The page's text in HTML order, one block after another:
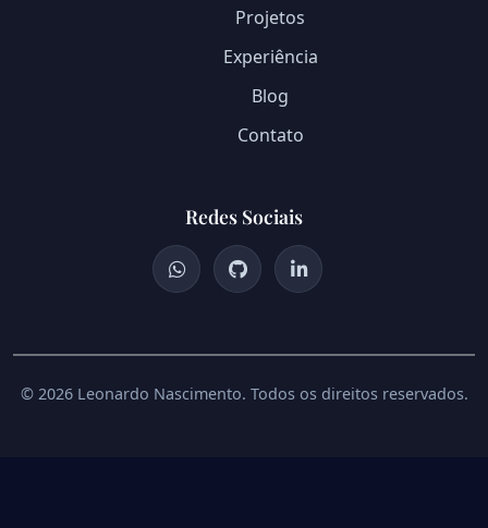
Projetos
Experiência
Blog
Contato
Redes Sociais
© 2026 Leonardo Nascimento. Todos os direitos reservados.